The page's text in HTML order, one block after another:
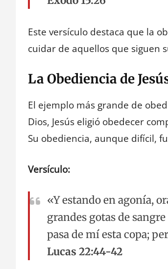
Este versículo destaca que la
cuidar de aquellos que siguen
La Obediencia de
El ejemplo más grande de
Dios, Jesús eligió obedecer
Su obediencia, aunque difícil,
Versículo:
«Y estando en agonía,
grandes gotas de
pasa de mí esta copa;
Lucas 22:44-42